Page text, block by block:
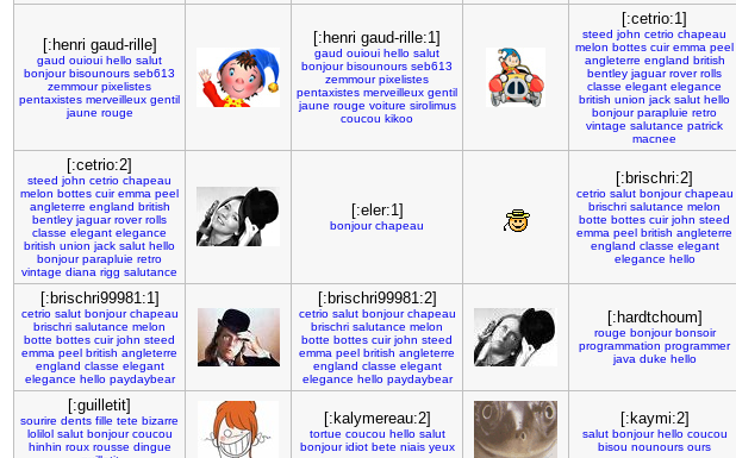
[:henri gaud-rille]
gaud ouioui hello salut
bonjour bisounours seb613
zemmour pixelistes
pentaxistes merveilleux gentil
jaune rouge
[:henri gaud-rille:1]
gaud ouioui hello salut
bonjour bisounours seb613
zemmour pixelistes
pentaxistes merveilleux gentil
jaune rouge voiture sirolimus
coucou kikoo
[:cetrio:1]
steed john cetrio chapeau
melon bottes cuir emma peel
angleterre england british
bentley jaguar rover rolls
classe elegant elegance
british union jack salut hello
bonjour parapluie retro
vintage salutance patrick
macnee
[:cetrio:2]
steed john cetrio chapeau
melon bottes cuir emma peel
angleterre england british
bentley jaguar rover rolls
classe elegant elegance
british union jack salut hello
bonjour parapluie retro
vintage diana rigg salutance
[:eler:1]
bonjour chapeau
[:brischri:2]
cetrio salut bonjour chapeau
brischri salutance melon
botte bottes cuir john steed
emma peel british angleterre
england classe elegant
elegance hello
[:brischri99981:1]
cetrio salut bonjour chapeau
brischri salutance melon
botte bottes cuir john steed
emma peel british angleterre
england classe elegant
elegance hello paydaybear
[:brischri99981:2]
cetrio salut bonjour chapeau
brischri salutance melon
botte bottes cuir john steed
emma peel british angleterre
england classe elegant
elegance hello paydaybear
[:hardtchoum]
rouge bonjour bonsoir
programmation programmer
java duke hello
[:guilletit]
sourire dents fille tete bizarre
lolilol salut bonjour coucou
hinhin roux rousse dingue
[:kalymereau:2]
tortue coucou hello salut
bonjour idiot bete niais yeux
[:kaymi:2]
salut bonjour hello coucou
bisou nounours ours